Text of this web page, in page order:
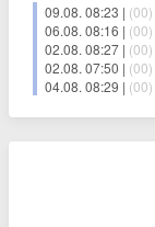
09.08. 08:23 | (00)
06.08. 08:16 | (00)
02.08. 08:27 | (00)
02.08. 07:50 | (00)
04.08. 08:29 | (00)